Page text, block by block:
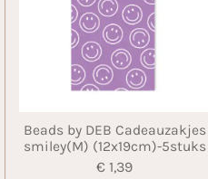
Beads by DEB Cadeauzakjes
smiley(M) (12x19cm)-5stuks
€ 1,39